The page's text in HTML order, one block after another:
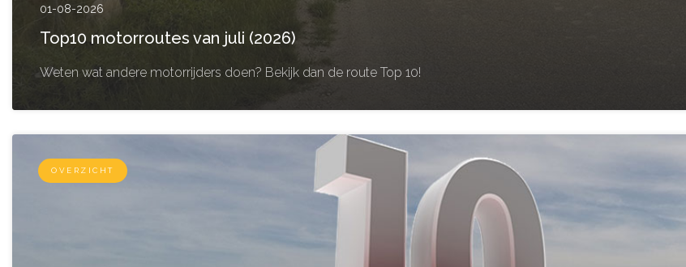
01-08-2026
Top10 motorroutes van juli (2026)
Weten wat andere motorrijders doen? Bekijk dan de route Top 10!
OVERZICHT